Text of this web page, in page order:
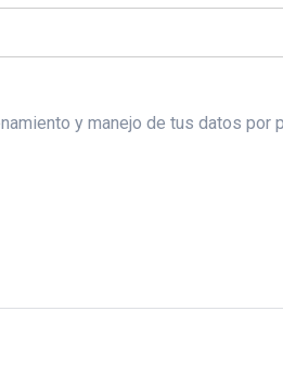
y manejo de tus datos por